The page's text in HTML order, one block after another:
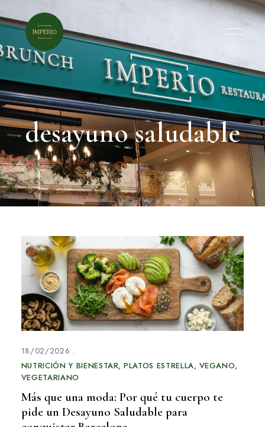
desayuno saludable
18/02/2026
NUTRICIÓN Y BIENESTAR PLATOS ESTRELLA VEGANO
VEGETARIANO
Más que una moda: Por qué tu cuerpo te
pide un Desayuno Saludable para